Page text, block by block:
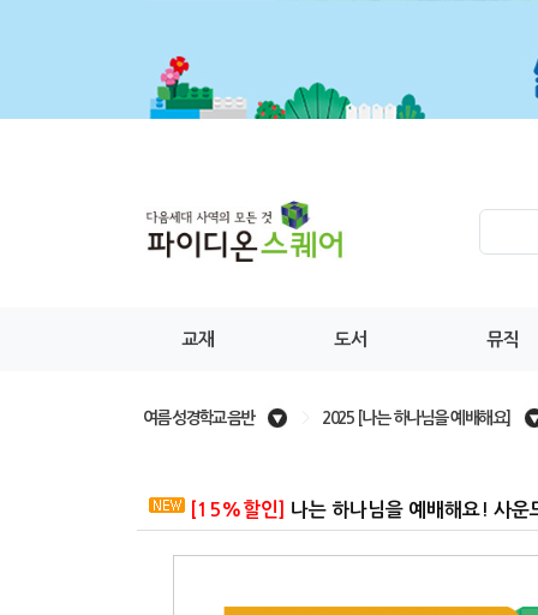
교재 도서 뮤직
여름 성경학교 음반 2025 [나는 하나님을 예배해요]
[15%할인] 나는 하나님을 예배해요! 사운